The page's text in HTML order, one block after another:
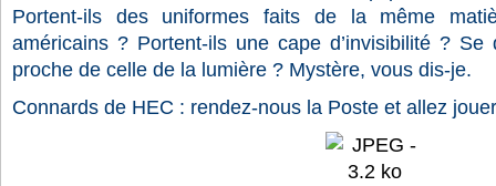
Portent-ils des uniformes faits de la même
américains ? Portent-ils une cape d’invisibilité ?
proche de celle de la lumière ? Mystère, vous dis-je.
Connards de HEC : rendez-nous la Poste et allez